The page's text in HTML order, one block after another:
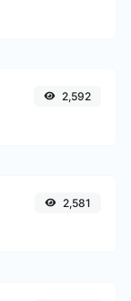
2,592
2,581